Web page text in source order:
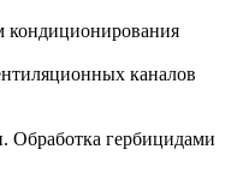
кондиционирования
каналов
Обработка гербицидами